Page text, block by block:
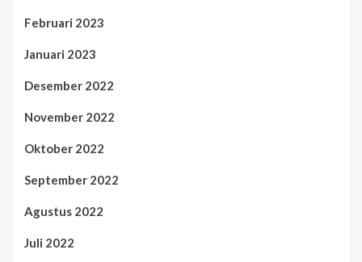
Februari 2023
Januari 2023
Desember 2022
November 2022
Oktober 2022
September 2022
Agustus 2022
Juli 2022